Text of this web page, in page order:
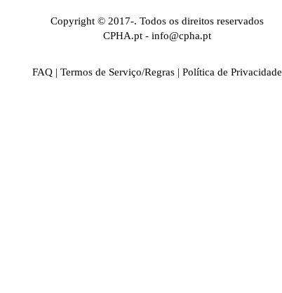
Copyright © 2017-. Todos os direitos reservados
CPHA.pt - info@cpha.pt
FAQ | Termos de Serviço/Regras | Política de Privacidade